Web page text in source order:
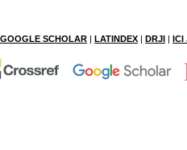
GOOGLE SCHOLAR LATINDEX DRJI